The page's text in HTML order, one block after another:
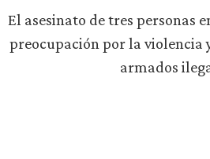
El asesinato de tres personas
preocupación por la violencia
armados